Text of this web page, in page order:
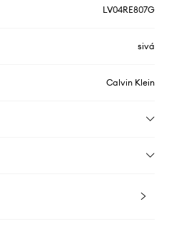
LV04RE807G
sivá
Calvin Klein